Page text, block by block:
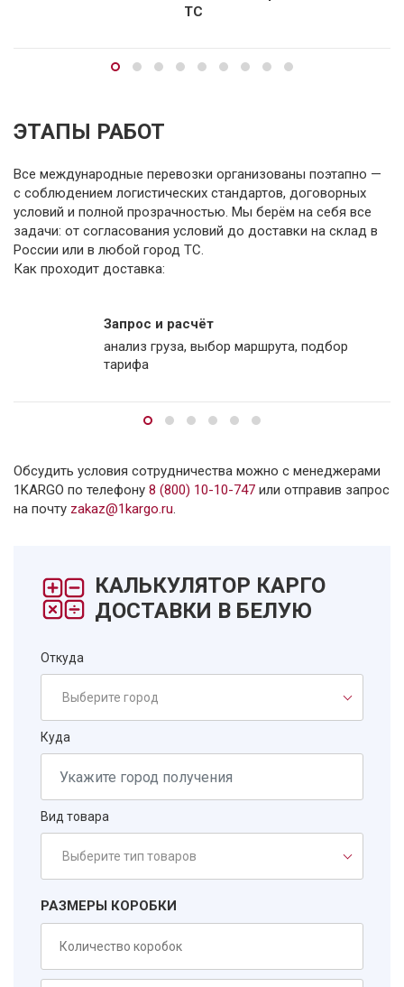
ТС
ЭТАПЫ РАБОТ
Все международные перевозки организованы поэтапно —
с соблюдением логистических стандартов, договорных
условий и полной прозрачностью. Мы берём на себя все
задачи: от согласования условий до доставки на склад в
России или в любой город ТС.
Как проходит доставка:
Запрос и расчёт
анализ груза, выбор маршрута, подбор
тарифа
Обсудить условия сотрудничества можно с менеджерами
1KARGO по телефону 8 (800) 10-10-747 или отправив запрос
на почту zakaz@1kargo.ru.
КАЛЬКУЛЯТОР КАРГО
ДОСТАВКИ В БЕЛУЮ
Откуда
Выберите город
Куда
Вид товара
Выберите тип товаров
РАЗМЕРЫ КОРОБКИ